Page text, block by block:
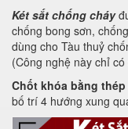
Két sắt chống cháy
chống bong sơn,
dùng cho Tàu thuỷ
(Công nghệ này chỉ
Chốt khóa bằng
bố trí 4 hướng xung